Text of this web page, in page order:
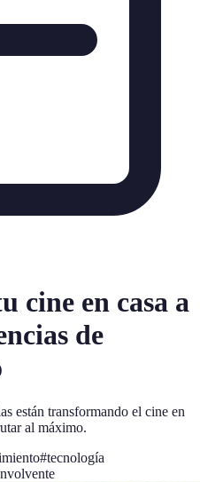
cine en casa a
de
están transformando el cine en
al máximo.
#tecnología